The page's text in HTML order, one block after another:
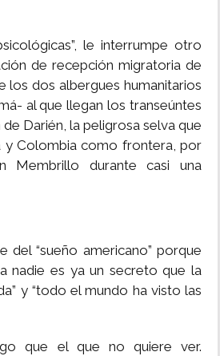
le interrumpe otro
de recepción migratoria de
los dos albergues humanitarios
al que llegan los transeúntes
Darién, la peligrosa selva que
y Colombia como frontera, por
Membrillo durante casi una
del “sueño americano” porque
nadie es ya un secreto que la
y “todo el mundo ha visto las
que el que no quiere ver.